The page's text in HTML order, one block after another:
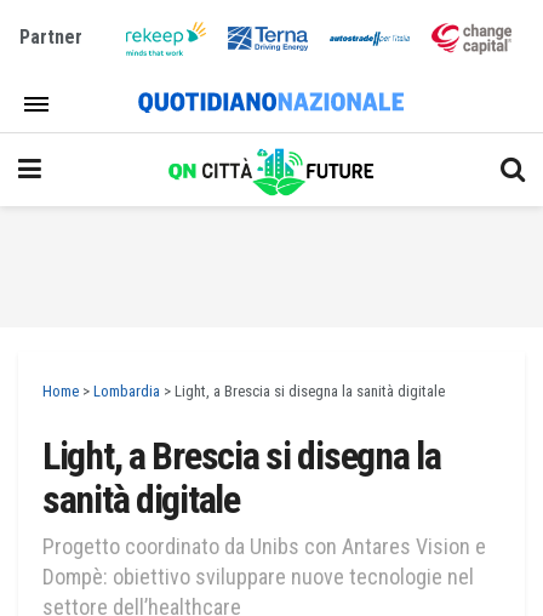
Partner
Home > Lombardia > Light, a Brescia si disegna la sanità digitale
Light, a Brescia si disegna la
sanità digitale
Progetto coordinato da Unibs con Antares Vision e
Dompè: obiettivo sviluppare nuove tecnologie nel
settore dell’healthcare